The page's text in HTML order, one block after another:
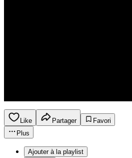
Like Partager
Favori
Plus
Ajouter à la playlist